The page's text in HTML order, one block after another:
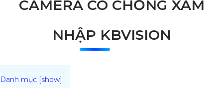
CAMERA CÓ CHỐNG XÂM
NHẬP KBVISION